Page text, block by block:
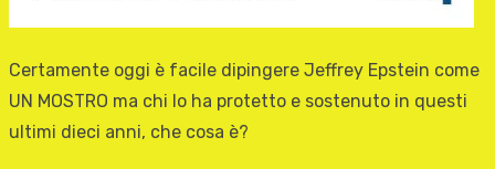
Certamente oggi è facile dipingere Jeffrey Epstein come
UN MOSTRO ma chi lo ha protetto e sostenuto in questi
ultimi dieci anni, che cosa è?